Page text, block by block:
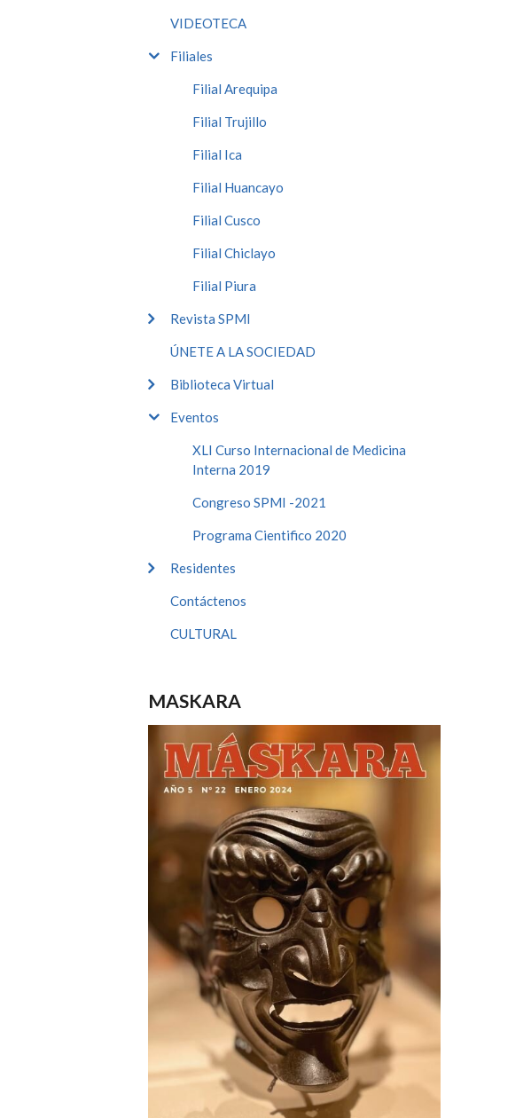
VIDEOTECA
Filiales
Filial Arequipa
Filial Trujillo
Filial Ica
Filial Huancayo
Filial Cusco
Filial Chiclayo
Filial Piura
Revista SPMI
ÚNETE A LA SOCIEDAD
Biblioteca Virtual
Eventos
XLI Curso Internacional de Medicina
Interna 2019
Congreso SPMI -2021
Programa Cientifico 2020
Residentes
Contáctenos
CULTURAL
MASKARA